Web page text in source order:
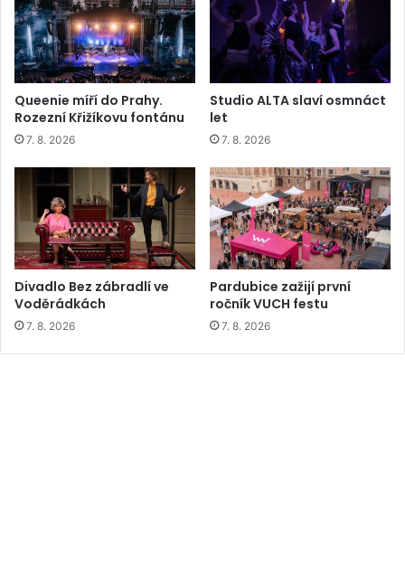
Queenie míří do Prahy.
Rozezní Křižíkovu fontánu
7. 8. 2026
Studio ALTA slaví osmnáct
let
7. 8. 2026
Divadlo Bez zábradlí ve
Voděrádkách
7. 8. 2026
Pardubice zažijí první
ročník VUCH festu
7. 8. 2026